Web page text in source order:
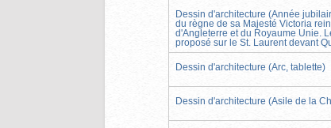
Dessin d'architecture (Année
du règne de sa Majesté Victoria
d'Angleterre et du Royaume Unie.
proposé sur le St. Laurent devant
Dessin d'architecture (Arc, tablette)
Dessin d'architecture (Asile de la